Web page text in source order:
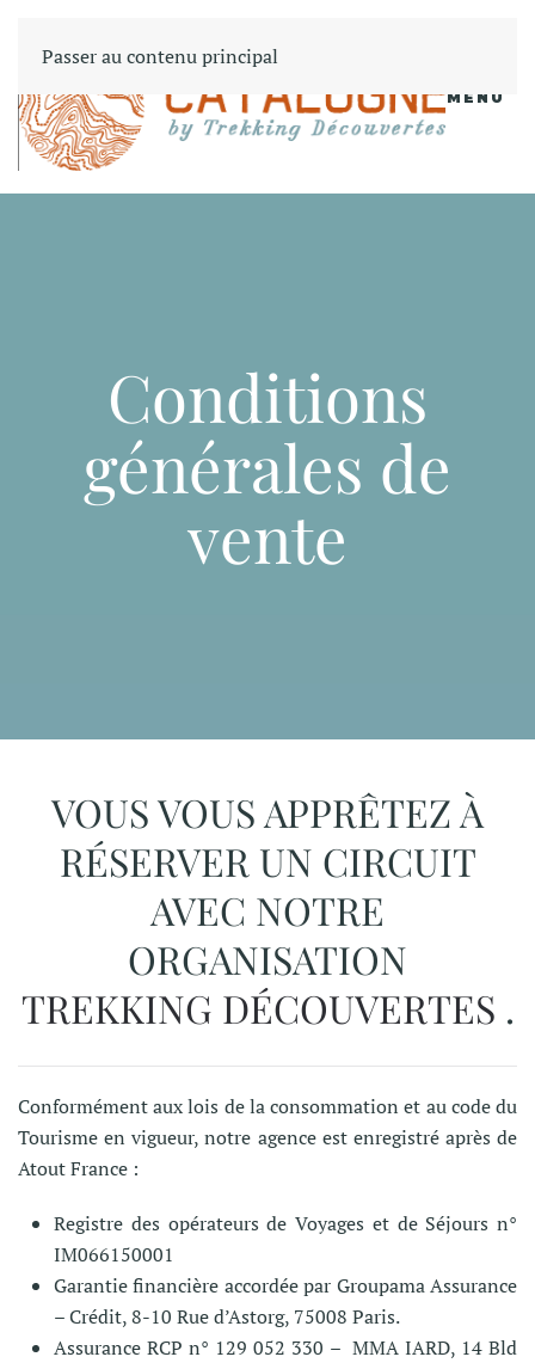
Passer au contenu principal
MENU
Conditions
générales de
vente
VOUS VOUS APPRÊTEZ À
RÉSERVER UN CIRCUIT
AVEC NOTRE
ORGANISATION
TREKKING DÉCOUVERTES .
Conformément aux lois de la consommation et au code du
Tourisme en vigueur, notre agence est enregistré après de
Atout France :
Registre des opérateurs de Voyages et de Séjours n°
IM066150001
Garantie financière accordée par Groupama Assurance
– Crédit, 8-10 Rue d’Astorg, 75008 Paris.
Assurance RCP n° 129 052 330 – MMA IARD, 14 Bld